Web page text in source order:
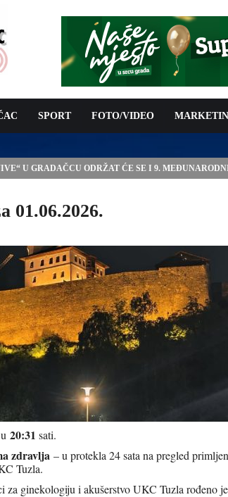
SPORT FOTO/VIDEO
U GRADAČCU ODRŽAT ĆE SE I 9.
01.06.2026.
20:31 sati.
zdravlja – u protekla 24 sata na pregled
Tuzla.
za ginekologiju i akušerstvo UKC Tuzla rođeno